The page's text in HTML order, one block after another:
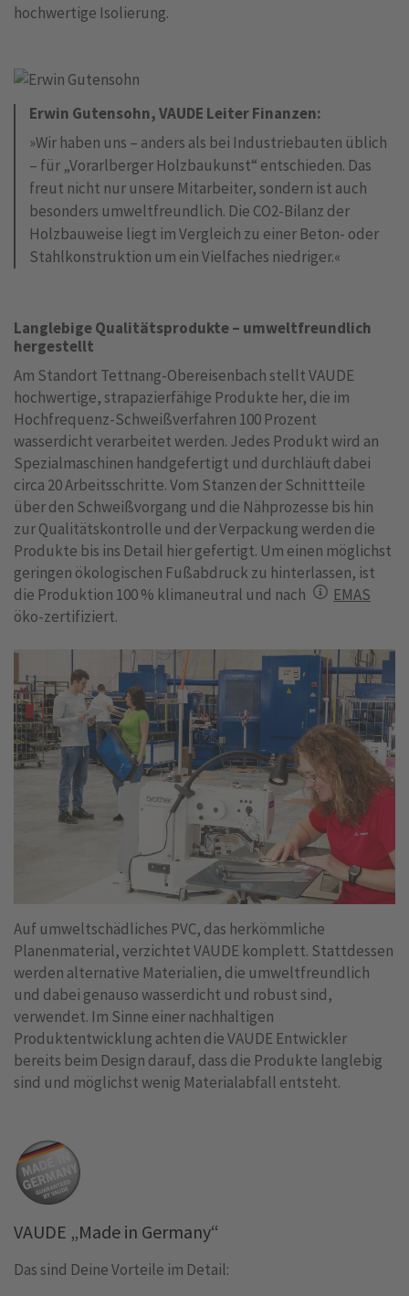
hochwertige Isolierung.
Erwin Gutensohn, VAUDE Leiter Finanzen:
»Wir haben uns – anders als bei Industriebauten üblich
– für „Vorarlberger Holzbaukunst“ entschieden. Das
freut nicht nur unsere Mitarbeiter, sondern ist auch
besonders umweltfreundlich. Die CO2-Bilanz der
Holzbauweise liegt im Vergleich zu einer Beton- oder
Stahlkonstruktion um ein Vielfaches niedriger.«
Langlebige Qualitätsprodukte – umweltfreundlich
hergestellt
Am Standort Tettnang-Obereisenbach stellt VAUDE
hochwertige, strapazierfähige Produkte her, die im
Hochfrequenz-Schweißverfahren 100 Prozent
wasserdicht verarbeitet werden. Jedes Produkt wird an
Spezialmaschinen handgefertigt und durchläuft dabei
circa 20 Arbeitsschritte. Vom Stanzen der Schnittteile
über den Schweißvorgang und die Nähprozesse bis hin
zur Qualitätskontrolle und der Verpackung werden die
Produkte bis ins Detail hier gefertigt. Um einen möglichst
geringen ökologischen Fußabdruck zu hinterlassen, ist
die Produktion 100 % klimaneutral und nach
EMAS
öko-zertifiziert.
Auf umweltschädliches PVC, das herkömmliche
Planenmaterial, verzichtet VAUDE komplett. Stattdessen
werden alternative Materialien, die umweltfreundlich
und dabei genauso wasserdicht und robust sind,
verwendet. Im Sinne einer nachhaltigen
Produktentwicklung achten die VAUDE Entwickler
bereits beim Design darauf, dass die Produkte langlebig
sind und möglichst wenig Materialabfall entsteht.
VAUDE „Made in Germany“
Das sind Deine Vorteile im Detail: